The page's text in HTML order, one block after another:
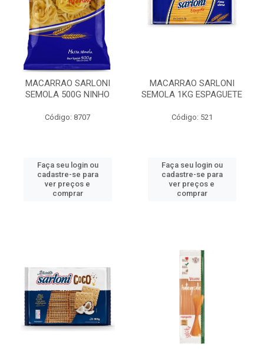
MACARRAO SARLONI
SEMOLA 500G NINHO
Código: 8707
Faça seu login ou
cadastre-se para
ver preços e
comprar
MACARRAO SARLONI
SEMOLA 1KG ESPAGUETE
Código: 521
Faça seu login ou
cadastre-se para
ver preços e
comprar